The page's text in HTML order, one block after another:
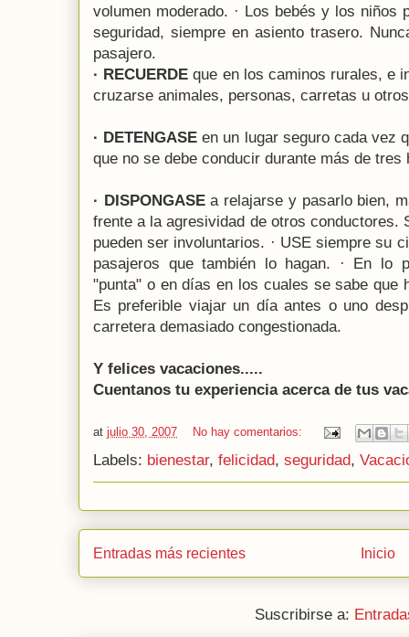
volumen moderado. · Los bebés y los niños
seguridad, siempre en asiento trasero.
pasajero.
· RECUERDE que en los caminos rurales, e
cruzarse animales, personas, carretas u
· DETENGASE en un lugar seguro cada vez
que no se debe conducir durante más de tres
· DISPONGASEa relajarse y pasarlo bien,
frente a la agresividad de otros conductores.
pueden ser involuntarios. · USE siempre su
pasajeros que también lo hagan. · En lo
"punta" o en días en los cuales se sabe que
Es preferible viajar un día antes o uno
carretera demasiado congestionada.
Y felices vacaciones.....
Cuentanos tu experiencia acerca de tus
at julio 30, 2007 No hay comentarios:
Labels: bienestar, felicidad, seguridad,
Entradas más recientes Inicio
Suscribirse a: